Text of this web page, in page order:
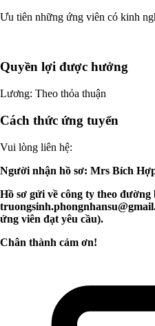
Ưu tiên những ứng viên có kinh
Quyền lợi được hưởng
Lương: Theo thỏa thuận
Cách thức ứng tuyển
Vui lòng liên hệ:
Người nhận hồ sơ: Mrs Bích
Hồ sơ gửi về công ty theo đường
ứng viên đạt yêu cầu).
Chân thành cảm ơn!